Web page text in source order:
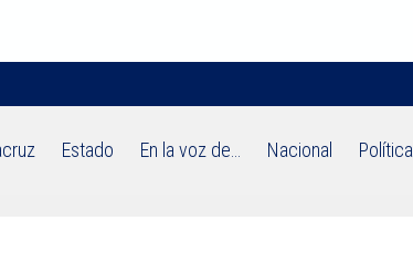
Estado En la voz de… Nacional Política